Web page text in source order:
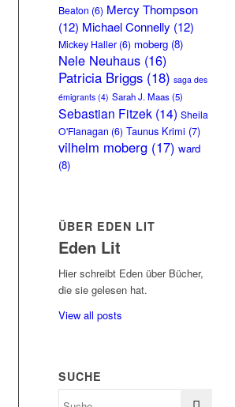
Beaton (6) Mercy Thompson
(12) Michael Connelly (12)
Mickey Haller (6) moberg (8)
Nele Neuhaus (16)
Patricia Briggs (18) saga des
émigrants (4) Sarah J. Maas(5)
Sebastian Fitzek (14) Sheila
O'Flanagan (6) Taunus Krimi (7)
vilhelm moberg (17) ward
(8)
ÜBER EDEN LIT
Eden Lit
Hier schreibt Eden über Bücher,
die sie gelesen hat.
View all posts
SUCHE